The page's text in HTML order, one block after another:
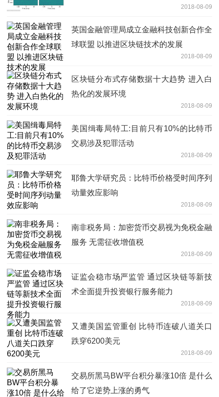
2018-08-09
英国金融管理局成立金融科技创新合作全
球联盟 以推进区块链技术的发展
2018-08-09
区块链分布式存储数据十大趋势 进入白
热化的发展环境
2018-08-09
美国缉毒局特工:目前只有10%的比特币
交易涉及犯罪活动
2018-08-09
耶鲁大学研究员：比特币价格受时间序列
动量效应影响
2018-08-09
南非税务局：加密货币交易视为免税金融
服务 无需征收增值税
2018-08-09
证监会稳市场严监管 通过区块链等新技
术全面提升投资银行服务能力
2018-08-09
又遭美国监管重创 比特币连破八道关口
跌穿6200美元
2018-08-09
交易所黑马BW平台积分暴涨10倍 是什么
给了它逆势上涨的勇气